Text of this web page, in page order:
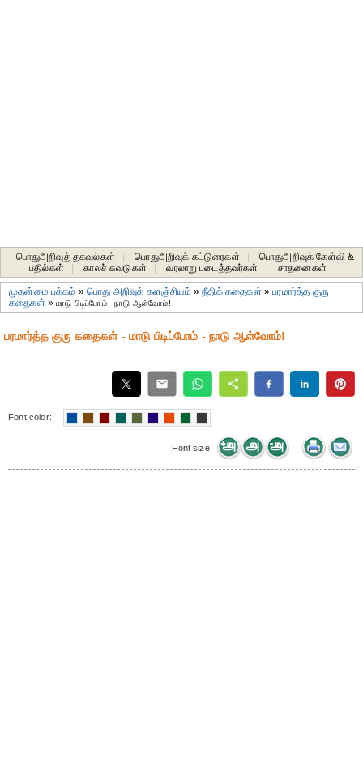
பொதுஅறிவுத் தகவல்கள் பொதுஅறிவுக் கட்டுரைகள்
பொதுஅறிவுக் கேள்வி &
பதில்கள்
காலச் சுவடுகள் வரலாறு படைத்தவர்கள் சாதனைகள்‎
முதன்மை பக்கம் »பொது அறிவுக் களஞ்சியம் »நீதிக் கதைகள் »பரமார்த்த குரு
கதைகள் »மாடு பிடிப்போம் - நாடு ஆள்வோம்!
பரமார்த்த குரு கதைகள் - மாடு பிடிப்போம் - நாடு ஆள்வோம்!
Font color:
Font size: